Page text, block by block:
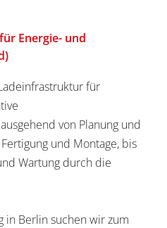
Energie- und
für
von Planung und
und Montage, bis
Wartung durch die
in Berlin suchen wir zum